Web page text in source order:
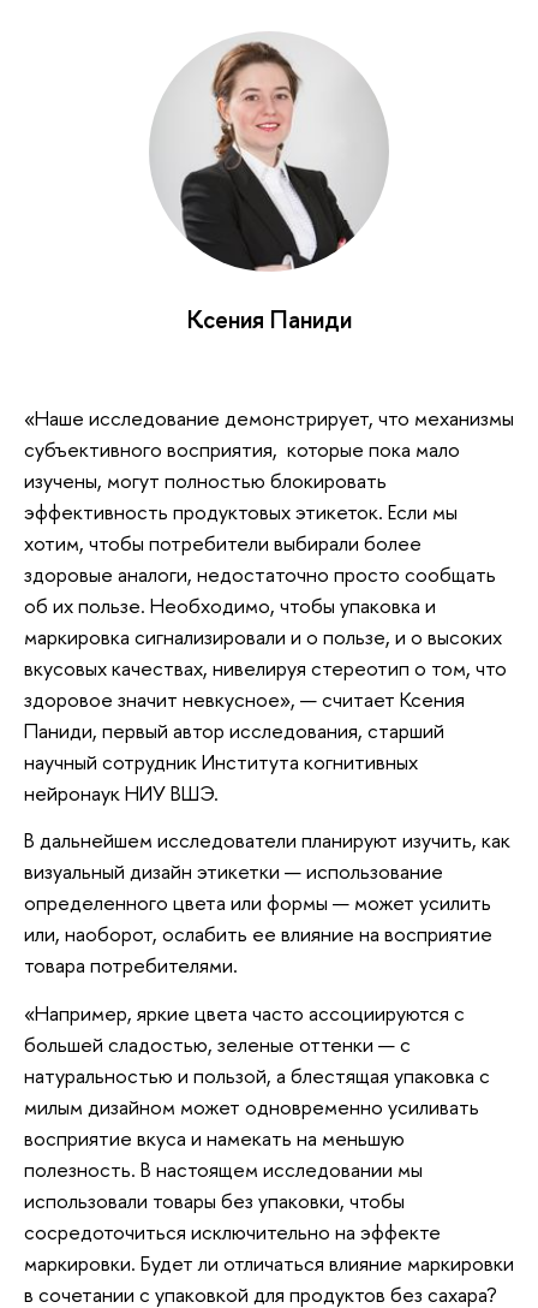
Ксения Паниди
«Наше исследование демонстрирует, что механизмы
субъективного восприятия, которые пока мало
изучены, могут полностью блокировать
эффективность продуктовых этикеток. Если мы
хотим, чтобы потребители выбирали более
здоровые аналоги, недостаточно просто сообщать
об их пользе. Необходимо, чтобы упаковка и
маркировка сигнализировали и о пользе, и о высоких
вкусовых качествах, нивелируя стереотип о том, что
здоровое значит невкусное», — считает Ксения
Паниди, первый автор исследования, старший
научный сотрудник Института когнитивных
нейронаук НИУ ВШЭ.
В дальнейшем исследователи планируют изучить, как
визуальный дизайн этикетки — использование
определенного цвета или формы — может усилить
или, наоборот, ослабить ее влияние на восприятие
товара потребителями.
«Например, яркие цвета часто ассоциируются с
большей сладостью, зеленые оттенки — с
натуральностью и пользой, а блестящая упаковка с
милым дизайном может одновременно усиливать
восприятие вкуса и намекать на меньшую
полезность. В настоящем исследовании мы
использовали товары без упаковки, чтобы
сосредоточиться исключительно на эффекте
маркировки. Будет ли отличаться влияние маркировки
в сочетании с упаковкой для продуктов без сахара?